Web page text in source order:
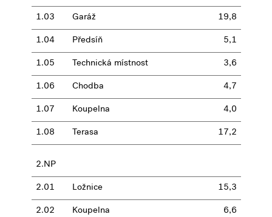
1.03 Garáž 19,8
1.04 Předsíň 5,1
1.05 Technická místnost 3,6
1.06 Chodba 4,7
1.07 Koupelna 4,0
1.08 Terasa 17,2
2.NP
2.01 Ložnice 15,3
2.02 Koupelna 6,6